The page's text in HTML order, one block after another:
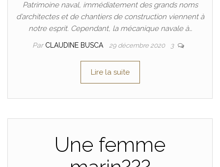
Patrimoine naval, immédiatement des grands noms
d’architectes et de chantiers de construction viennent à
notre esprit. Cependant, la mécanique navale à…
Par CLAUDINE BUSCA 29 décembre 2020 3
Lire la suite
Une femme